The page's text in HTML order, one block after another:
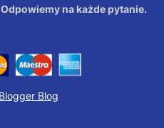
na każde pytanie.
Blogger Blog